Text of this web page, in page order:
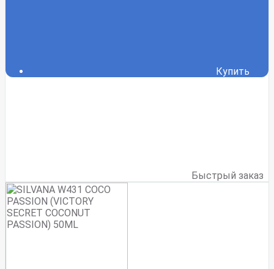
Купить
Быстрый заказ